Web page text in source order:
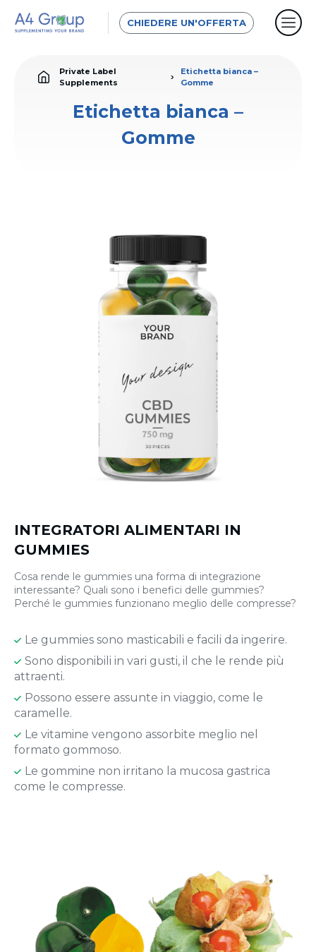
CHIEDERE UN'OFFERTA
Private Label
Supplements
Etichetta bianca –
Gomme
Etichetta bianca –
Gomme
INTEGRATORI ALIMENTARI IN
GUMMIES
Cosa rende le gummies una forma di integrazione
interessante? Quali sono i benefici delle gummies?
Perché le gummies funzionano meglio delle compresse?
Le gummies sono masticabili e facili da ingerire.
Sono disponibili in vari gusti, il che le rende più
attraenti.
Possono essere assunte in viaggio, come le
caramelle.
Le vitamine vengono assorbite meglio nel
formato gommoso.
Le gommine non irritano la mucosa gastrica
come le compresse.